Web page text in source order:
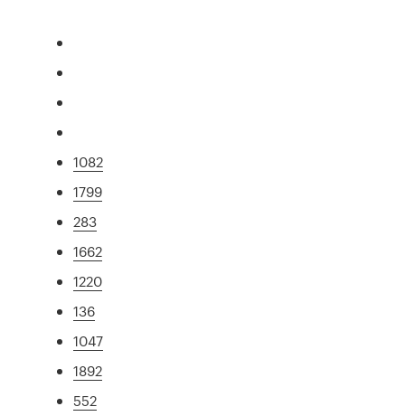
1082
1799
283
1662
1220
136
1047
1892
552